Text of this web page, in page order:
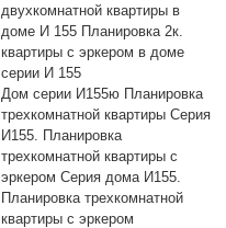
двухкомнатной квартиры в
доме И 155 Планировка 2к.
квартиры с эркером в доме
серии И 155
Дом серии И155ю Планировка
трехкомнатной квартиры Серия
И155. Планировка
трехкомнатной квартиры с
эркером Серия дома И155.
Планировка трехкомнатной
квартиры с эркером